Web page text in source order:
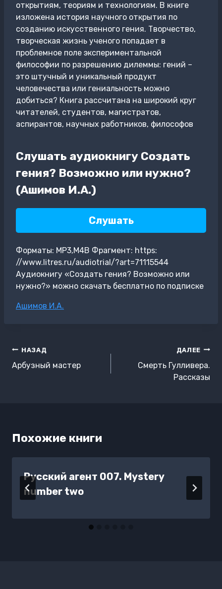
открытиям, теориям и технологиям. В книге
изложена история научного открытия по
созданию искусственного гения. Творчество,
творческая жизнь ученого попадает в
проблемное поле экспериментальной
философии по разрешению дилеммы: гений –
это штучный и уникальный продукт
человечества или гениальность можно
добиться? Книга рассчитана на широкий круг
читателей, студентов, магистратов,
аспирантов, научных работников, философов
Слушать аудиокнигу Создать
гения? Возможно или нужно?
(Ашимов И.А.)
Слушать
Форматы: MP3,M4B Фрагмент: https:
//www.litres.ru/audiotrial/?art=71115544
Аудиокнигу «Создать гения? Возможно или
нужно?» можно скачать бесплатно по подписке
Метки
Ашимов И.А.
Навигация
по
НАЗАД
Арбузный мастер
ДАЛЕЕ
Смерть Гулливера.
Рассказы
Похожие книги
Русский агент 007. Mystery
number two